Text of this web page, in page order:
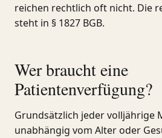
reichen rechtlich oft nicht. Die
steht in § 1827 BGB.
Wer braucht eine
Patientenverfügung?
Grundsätzlich jeder volljährige
unabhängig vom Alter oder